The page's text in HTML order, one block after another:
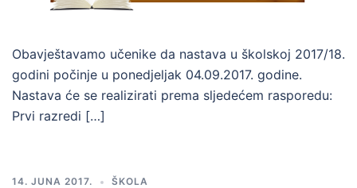
Obavještavamo učenike da nastava u školskoj 2017/18.
godini počinje u ponedjeljak 04.09.2017. godine.
Nastava će se realizirati prema sljedećem rasporedu:
Prvi razredi […]
14. JUNA 2017. ŠKOLA